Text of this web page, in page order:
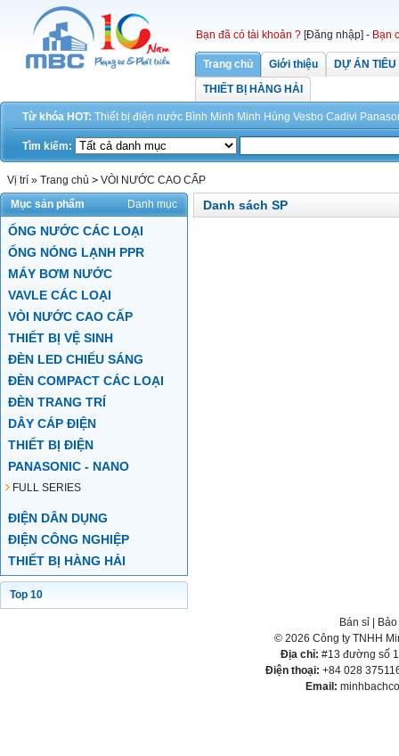
Bạn đã có tài khoản ? [Đăng nhập] - Bạn
Trang chủ Giới thiệu
DỰ ÁN
THIẾT BỊ HÀNG HẢI
Từ khóa HOT: Thiết bị điện nước Bình Minh Minh Hùng Vesbo Cadivi
Tìm kiếm:
Vị trí » Trang chủ > VÒI NƯỚC CAO CẤP
Mục sản phẩm
Danh mục
ỐNG NƯỚC CÁC LOẠI
ỐNG NÓNG LẠNH PPR
MÁY BƠM NƯỚC
VAVLE CÁC LOẠI
VÒI NƯỚC CAO CẤP
THIẾT BỊ VỆ SINH
ĐÈN LED CHIẾU SÁNG
ĐÈN COMPACT CÁC LOẠI
ĐÈN TRANG TRÍ
DÂY CÁP ĐIỆN
THIẾT BỊ ĐIỆN
PANASONIC - NANO
FULL SERIES
ĐIỆN DÂN DỤNG
ĐIỆN CÔNG NGHIỆP
THIẾT BỊ HÀNG HẢI
Top 10
Danh sách SP
Bán sỉ
© 2026 Công ty TNHH
Địa chỉ: #13 đường số
Điện thoại: +84 028
Email: